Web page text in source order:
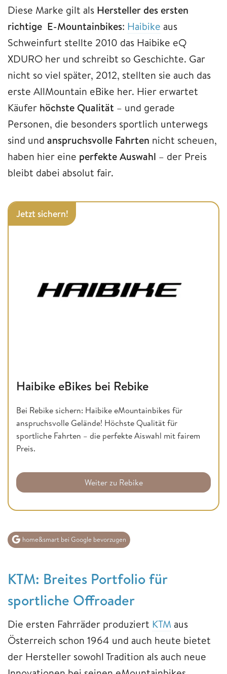
Diese Marke gilt als Hersteller des ersten
richtige E-Mountainbikes: Haibike aus
Schweinfurt stellte 2010 das Haibike eQ
XDURO her und schreibt so Geschichte. Gar
nicht so viel später, 2012, stellten sie auch das
erste AllMountain eBike her. Hier erwartet
Käufer höchste Qualität – und gerade
Personen, die besonders sportlich unterwegs
sind und anspruchsvolle Fahrten nicht scheuen,
haben hier eine perfekte Auswahl – der Preis
bleibt dabei absolut fair.
Jetzt sichern!
Haibike eBikes bei Rebike
Bei Rebike sichern: Haibike eMountainbikes für
anspruchsvolle Gelände! Höchste Qualität für
sportliche Fahrten – die perfekte Aiswahl mit fairem
Preis.
Weiter zu Rebike
home&smart bei Google bevorzugen
KTM: Breites Portfolio für
sportliche Offroader
Die ersten Fahrräder produziert KTM aus
Österreich schon 1964 und auch heute bietet
der Hersteller sowohl Tradition als auch neue